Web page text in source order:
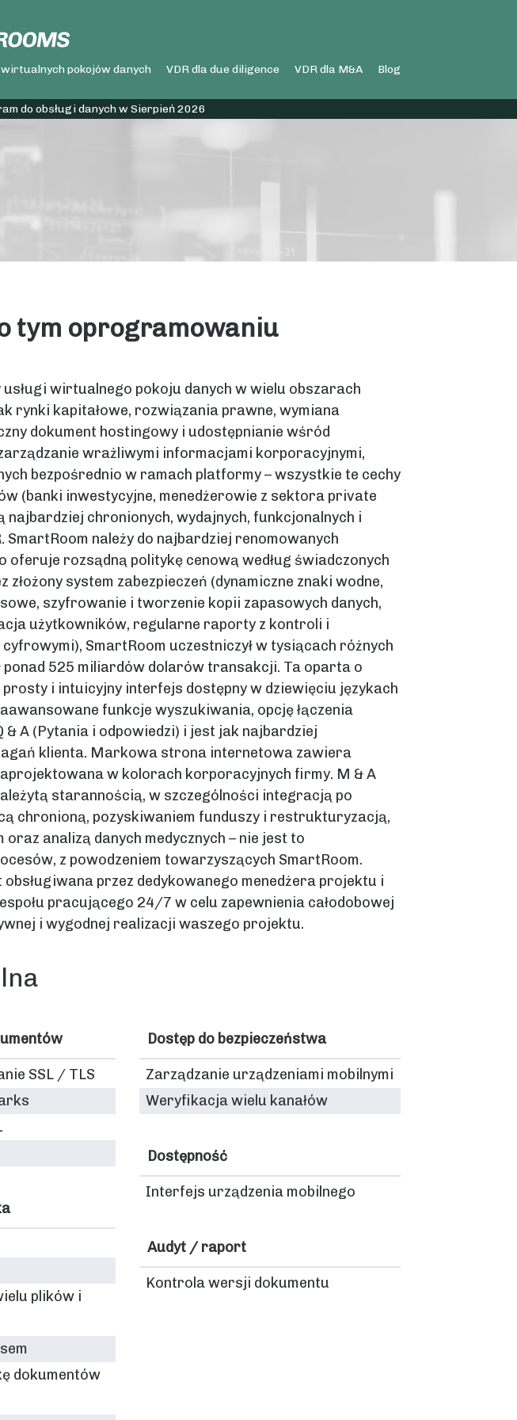
wirtualnych pokojów danych VDR dla due diligence VDR dla M&A Blog
do obsługi danych w Sierpień 2026
tym oprogramowaniu
wirtualnego pokoju danych w wielu obszarach
rynki kapitałowe, rozwiązania prawne, wymiana
dokument hostingowy i udostępnianie wśród
wrażliwymi informacjami korporacyjnymi,
bezpośrednio w ramach platformy – wszystkie te cechy
(banki inwestycyjne, menedżerowie z sektora private
najbardziej chronionych, wydajnych, funkcjonalnych i
SmartRoom należy do najbardziej renomowanych
oferuje rozsądną politykę cenową według świadczonych
złożony system zabezpieczeń (dynamiczne znaki wodne,
szyfrowanie i tworzenie kopii zapasowych danych,
użytkowników, regularne raporty z kontroli i
SmartRoom uczestniczył w tysiącach różnych
ponad 525 miliardów dolarów transakcji. Ta oparta o
i intuicyjny interfejs dostępny w dziewięciu językach
funkcje wyszukiwania, opcję łączenia
& A (Pytania i odpowiedzi) i jest jak najbardziej
klienta. Markowa strona internetowa zawiera
w kolorach korporacyjnych firmy. M & A
starannością, w szczególności integracją po
chronioną, pozyskiwaniem funduszy i restrukturyzacją,
analizą danych medycznych – nie jest to
z powodzeniem towarzyszących SmartRoom.
przez dedykowanego menedżera projektu i
pracującego 24/7 w celu zapewnienia całodobowej
i wygodnej realizacji waszego projektu.
SSL / TLS
plików i
dokumentów
Dostęp do bezpieczeństwa
Zarządzanie urządzeniami mobilnymi
Weryfikacja wielu kanałów
Dostępność
Interfejs urządzenia mobilnego
Audyt / raport
Kontrola wersji dokumentu